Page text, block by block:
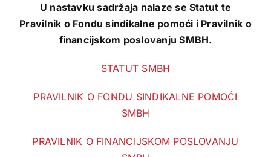
U nastavku sadržaja nalaze se Statut te
Pravilnik o Fondu sindikalne pomoći i Pravilnik o
financijskom poslovanju SMBH.
STATUT SMBH
PRAVILNIK O FONDU SINDIKALNE POMOĆI
SMBH
PRAVILNIK O FINANCIJSKOM POSLOVANJU